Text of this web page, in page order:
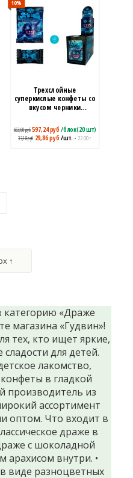
10%
Трехслойные
суперкислые конфеты со
вкусом черники
663,60руб 597,24руб /блок(20 шт)
33,18руб 29,86руб /шт. • 22.00 г
↑
«Драже
магазина «Гудвин»!
тех, кто ищет яркие,
для детей.
лакомство,
в гладкой
производитель из
ассортимент
оптом. Что входит в
драже в
с шоколадной
арахисом внутри. •
виде разноцветных